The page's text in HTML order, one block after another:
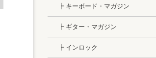
┣ キーボード・マガジン
┣ ギター・マガジン
┣ インロック